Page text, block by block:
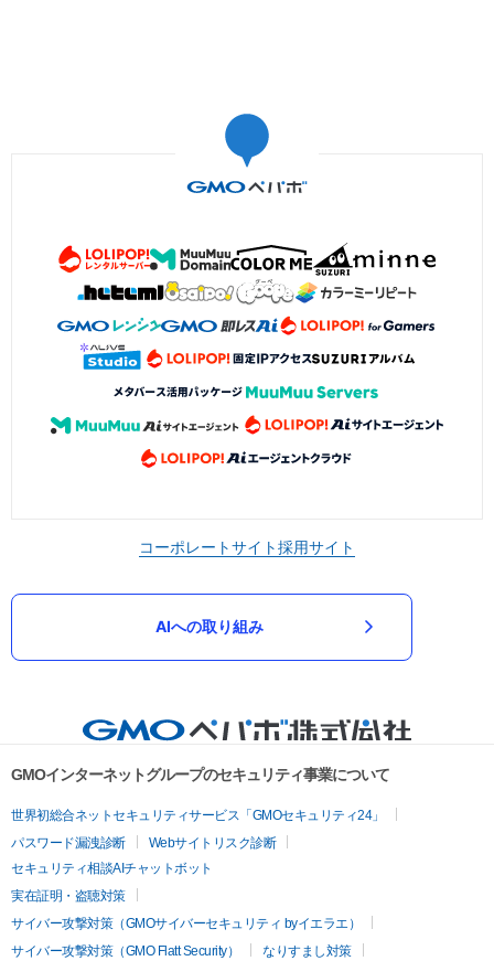
コーポレートサイト採用サイト
AIへの取り組み
GMOインターネットグループのセキュリティ事業について
世界初総合ネットセキュリティサービス「GMOセキュリティ24」
パスワード漏洩診断
Webサイトリスク診断
セキュリティ相談AIチャットボット
実在証明・盗聴対策
サイバー攻撃対策（GMOサイバーセキュリティ byイエラエ）
サイバー攻撃対策（GMO Flatt Security）
なりすまし対策